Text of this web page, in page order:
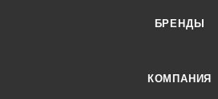
БРЕНДЫ
КОМПАНИЯ